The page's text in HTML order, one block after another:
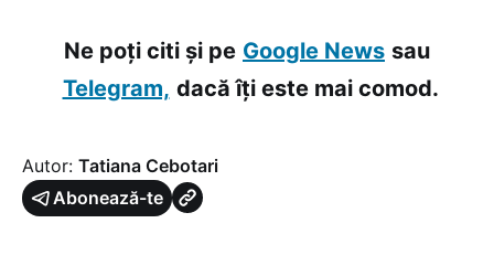
Ne poți citi și pe Google News sau
Telegram, dacă îți este mai comod.
Autor: Tatiana Cebotari
Abonează-te